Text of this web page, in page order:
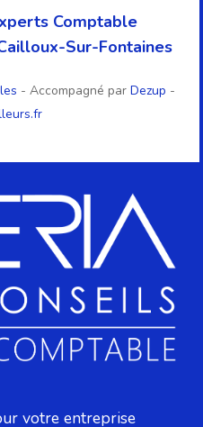
votre entreprise
Comptable
Sur-Fontaines
- Accompagné par Dezup -